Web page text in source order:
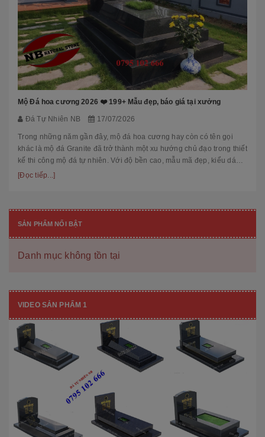
Mộ Đá hoa cương 2026 ❤️ 199+ Mẫu đẹp, báo giá tại xưởng
Đá Tự Nhiên NB 17/07/2026
Trong những năm gần đây, mộ đá hoa cương hay còn có tên gọi
khác là mộ đá Granite đã trở thành một xu hướng chủ đạo trong thiết
kế thi công mộ đá tự nhiên. Với độ bền cao, mẫu mã đẹp, kiểu dáng
hiệ...
[Đọc tiếp...]
SẢN PHẨM NỔI BẬT
Danh mục không tồn tại
VIDEO SẢN PHẨM 1